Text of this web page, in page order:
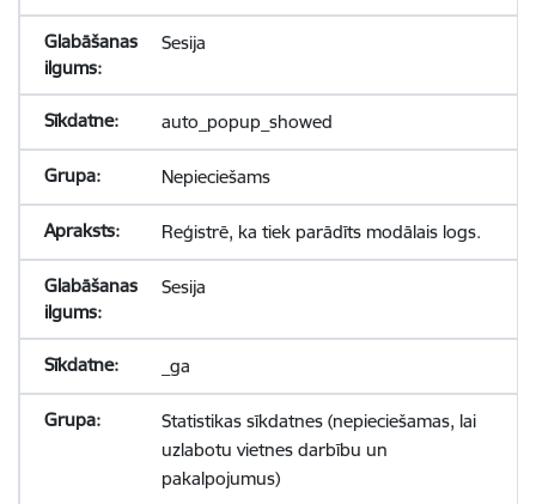
Sesija
auto_popup_showed
Nepieciešams
Reģistrē, ka tiek parādīts modālais logs.
Sesija
_ga
Statistikas sīkdatnes (nepieciešamas, lai
uzlabotu vietnes darbību un
pakalpojumus)